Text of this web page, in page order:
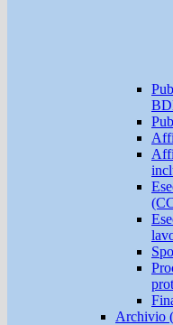
Archivio